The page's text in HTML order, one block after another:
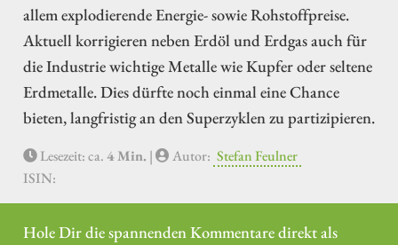
allem explodierende Energie- sowie Rohstoffpreise.
Aktuell korrigieren neben Erdöl und Erdgas auch für
die Industrie wichtige Metalle wie Kupfer oder seltene
Erdmetalle. Dies dürfte noch einmal eine Chance
bieten, langfristig an den Superzyklen zu partizipieren.
Lesezeit: ca.4 Min. | Autor: Stefan Feulner
ISIN:
Hole Dir die spannenden Kommentare direkt als